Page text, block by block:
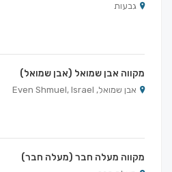
גבעות
מקווה אבן שמואל (אבן שמואל)
אבן שמואל, Even Shmuel, Israel
מקווה מעלה חבר (מעלה חבר)